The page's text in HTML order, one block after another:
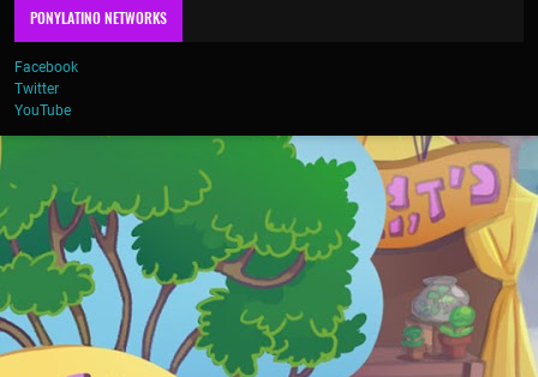
PONYLATINO NETWORKS
Facebook
Twitter
YouTube